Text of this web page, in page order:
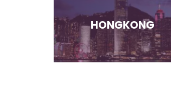
HONGKONG